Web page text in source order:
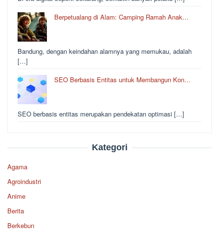
Berpetualang di Alam: Camping Ramah Anak…
Bandung, dengan keindahan alamnya yang memukau, adalah
[…]
SEO Berbasis Entitas untuk Membangun Kon…
SEO berbasis entitas merupakan pendekatan optimasi […]
Kategori
Agama
Agroindustri
Anime
Berita
Berkebun